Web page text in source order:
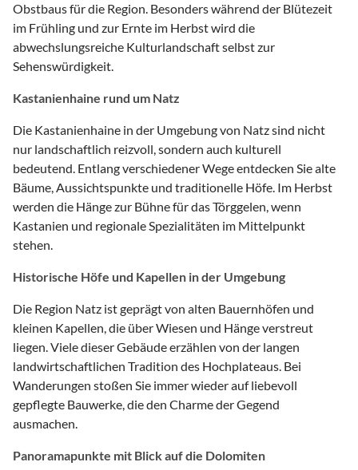
Obstbaus für die Region. Besonders während der Blütezeit
im Frühling und zur Ernte im Herbst wird die
abwechslungsreiche Kulturlandschaft selbst zur
Sehenswürdigkeit.
Kastanienhaine rund um Natz
Die Kastanienhaine in der Umgebung von Natz sind nicht
nur landschaftlich reizvoll, sondern auch kulturell
bedeutend. Entlang verschiedener Wege entdecken Sie alte
Bäume, Aussichtspunkte und traditionelle Höfe. Im Herbst
werden die Hänge zur Bühne für das Törggelen, wenn
Kastanien und regionale Spezialitäten im Mittelpunkt
stehen.
Historische Höfe und Kapellen in der Umgebung
Die Region Natz ist geprägt von alten Bauernhöfen und
kleinen Kapellen, die über Wiesen und Hänge verstreut
liegen. Viele dieser Gebäude erzählen von der langen
landwirtschaftlichen Tradition des Hochplateaus. Bei
Wanderungen stoßen Sie immer wieder auf liebevoll
gepflegte Bauwerke, die den Charme der Gegend
ausmachen.
Panoramapunkte mit Blick auf die Dolomiten